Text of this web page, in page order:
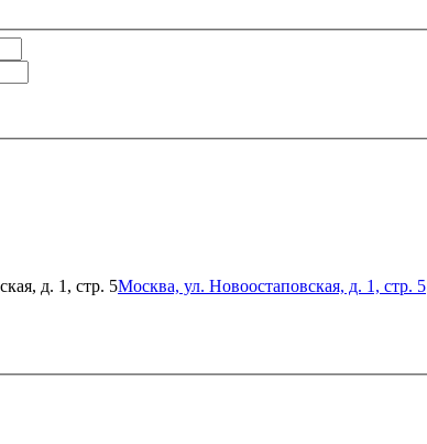
Москва, ул. Новоостаповская, д. 1, стр. 5